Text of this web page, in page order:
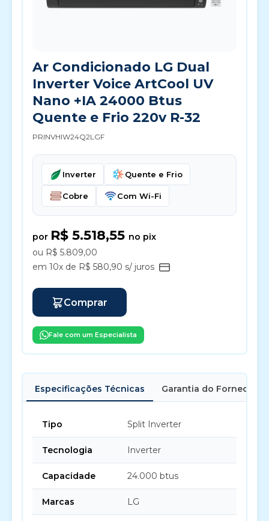
Ar Condicionado LG Dual
Inverter Voice ArtCool UV
Nano +IA 24000 Btus
Quente e Frio 220v R-32
PRINVHIW24Q2LGF
Inverter Quente e Frio
Cobre Com Wi-Fi
por R$ 5.518,55 no pix
ou R$ 5.809,00
em 10x de R$ 580,90 s/ juros
Comprar
Fale com um Especialista
Especificações Técnicas Garantia do Fornecedor
Tipo Split Inverter
Tecnologia Inverter
Capacidade 24.000 btus
Marcas LG